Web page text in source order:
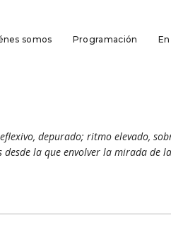
somos Programación
reflexivo, depurado; ritmo elevado,
desde la que envolver la mirada de